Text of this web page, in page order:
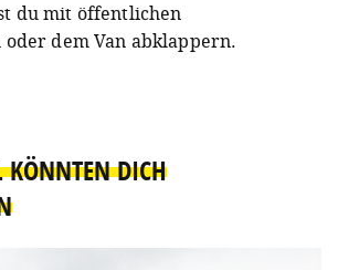
du mit öffentlichen
dem Van abklappern.
KÖNNTEN DICH